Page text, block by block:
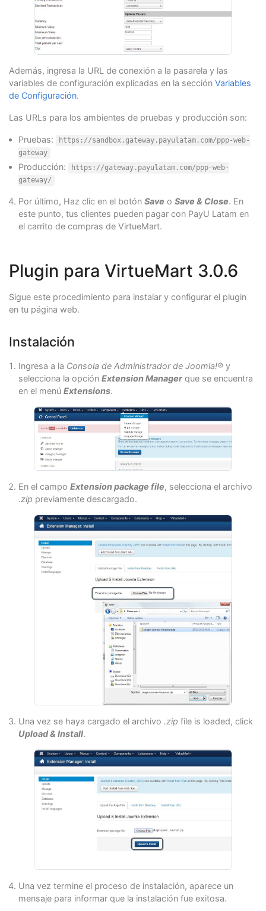
Además, ingresa la URL de conexión a la pasarela y las
variables de configuración explicadas en la sección Variables
de Configuración.
Las URLs para los ambientes de pruebas y producción son:
Pruebas:
https://sandbox.gateway.payulatam.com/ppp-web-
gateway
Producción:
https://gateway.payulatam.com/ppp-web-
gateway/
Por último, Haz clic en el botón Save o Save & Close. En
este punto, tus clientes pueden pagar con PayU Latam en
el carrito de compras de VirtueMart.
Plugin para VirtueMart 3.0.6
Sigue este procedimiento para instalar y configurar el plugin
en tu página web.
Instalación
Ingresa a la Consola de Administrador de Joomla!® y
selecciona la opción Extension Manager que se encuentra
en el menú Extensions.
En el campo Extension package file, selecciona el archivo
.zip previamente descargado.
Una vez se haya cargado el archivo .zip file is loaded, click
Upload & Install.
Una vez termine el proceso de instalación, aparece un
mensaje para informar que la instalación fue exitosa.